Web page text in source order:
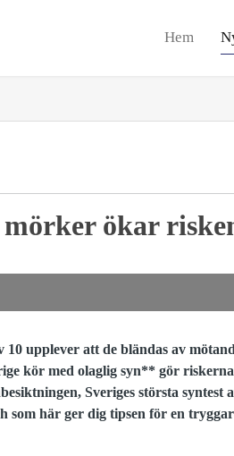
Hem
ökar
upplever att de bländas av
kör med olaglig syn** gör
Sveriges största syntest
som här ger dig tipsen för en